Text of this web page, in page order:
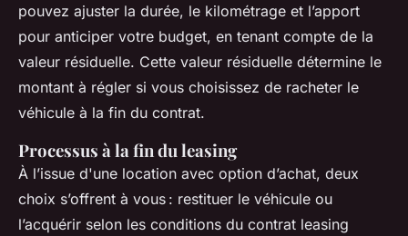
pouvez ajuster la durée, le kilométrage et l’apport
pour anticiper votre budget, en tenant compte de la
valeur résiduelle. Cette valeur résiduelle détermine le
montant à régler si vous choisissez de racheter le
véhicule à la fin du contrat.
Processus à la fin du leasing
À l’issue d'une location avec option d’achat, deux
choix s’offrent à vous : restituer le véhicule ou
l’acquérir selon les conditions du contrat leasing